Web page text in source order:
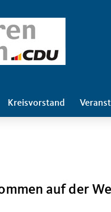
Kreisvorstand
auf der